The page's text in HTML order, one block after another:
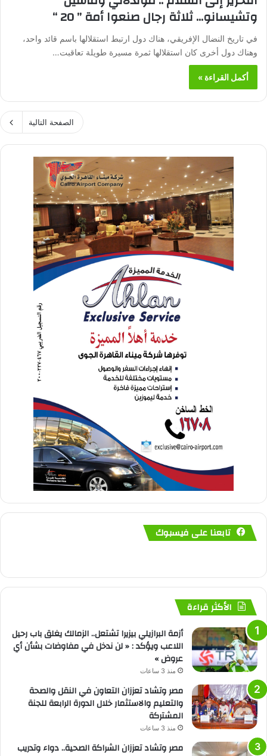
وتشيسانو… ثلاثة رجال صنعوا أمة ” 20 “
في تاريخ النضال الإفريقي، هناك دول ارتبط استقلالها باسم قائد واحد،
وهناك دول أخرى كان استقلالها ثمرة مسيرة طويلة تعاقبت…
أكمل القراءة »
الصفحة التالية
تابعنا على فيسبوك
الأكثر قراءة
أزمة البرازيلي بيزيرا تشتعل.. الزمالك يغلق باب رحيل
اللاعب ويؤكد : « لن ندخل في مفاوضات بشأن أي
عروض »
منذ 3 ساعات
مصر وتشاد تعززان التعاون في النقل والصحة
والتعليم والاستثمار خلال الدورة الرابعة للجنة
المشتركة
منذ 3 ساعات
مصر وتشاد تعززان الشراكة الصحية.. دواء وتدريب